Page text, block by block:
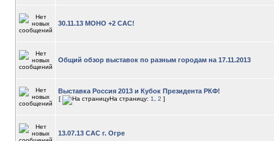
30.11.13 МОНО +2 САС!
Общий обзор выставок по разным городам на 17.11.2013
Выставка Россия 2013 и Кубок Президента РКФ!
[ На страницу: 1 2 ]
13.07.13 САС г. Огре